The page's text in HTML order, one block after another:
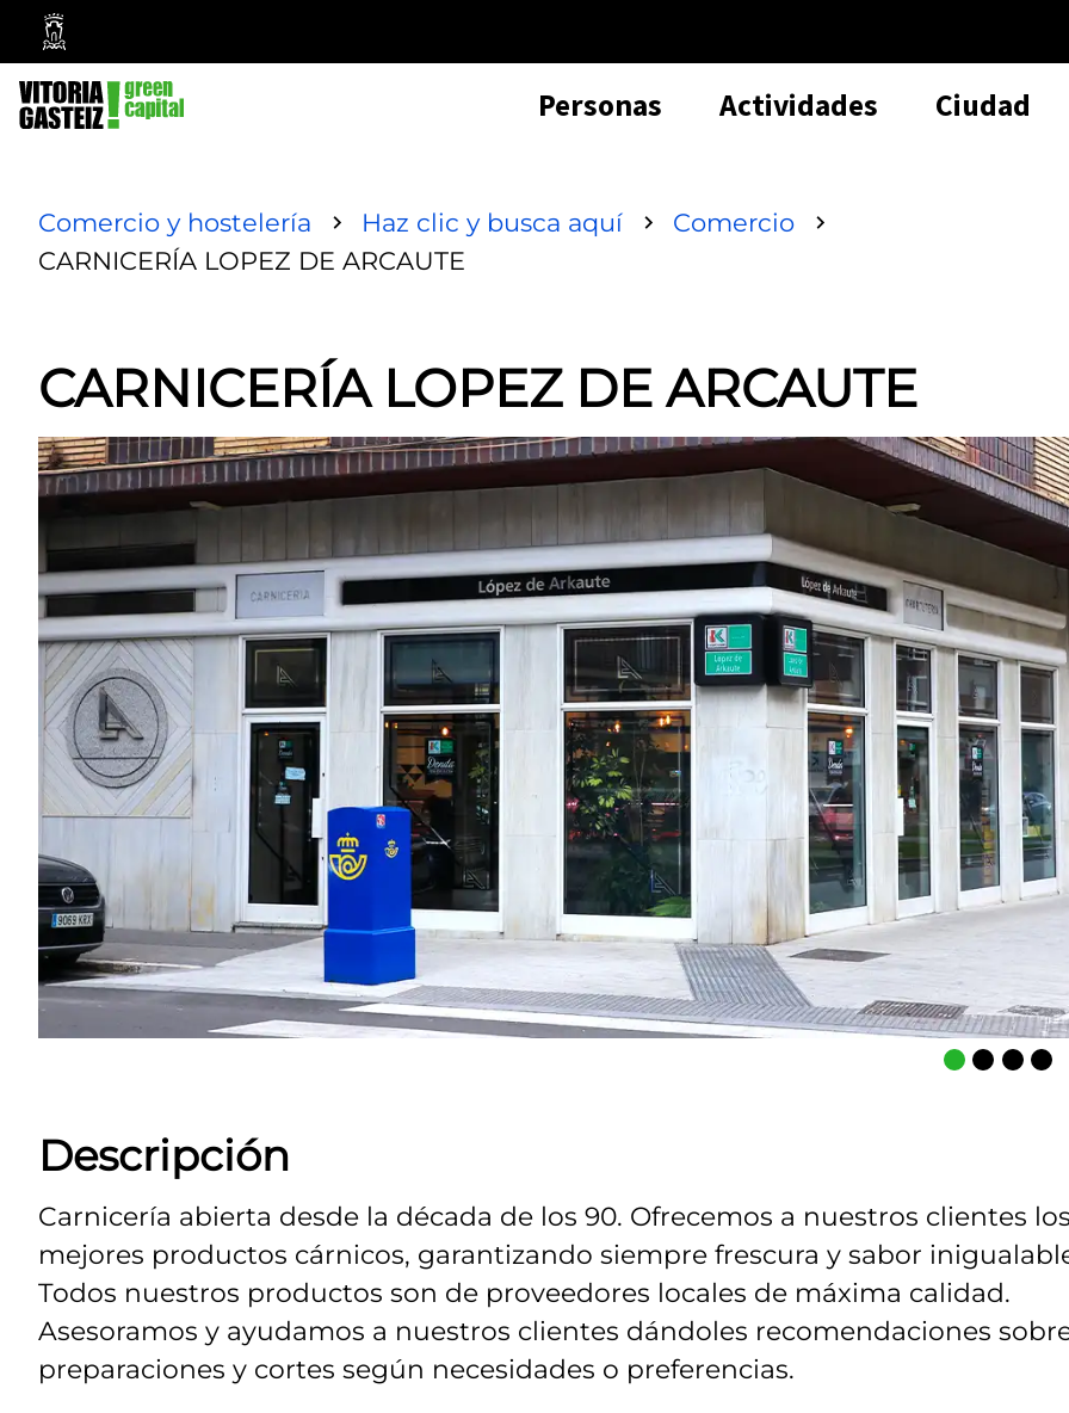
Ayuntamiento
Vitoria-
Gasteiz
Personas Actividades Ciudad
Comercio y hostelería Haz clic y busca aquí
Comercio
CARNICERÍA LOPEZ DE ARCAUTE
CARNICERÍA LOPEZ DE ARCAUTE
Descripción
Carnicería abierta desde la década de los 90. Ofrecemos a nuestros clientes
mejores productos cárnicos, garantizando siempre frescura y sabor
Todos nuestros productos son de proveedores locales de máxima calidad.
Asesoramos y ayudamos a nuestros clientes dándoles recomendaciones
preparaciones y cortes según necesidades o preferencias.